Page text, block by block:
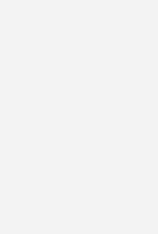
zum Kraftwerksbetrieb
unabdingbar. Andernfalls
derzeit diskutierte Quartiers-
beispielsweise dem
CO
Kopplung gegenüber einer